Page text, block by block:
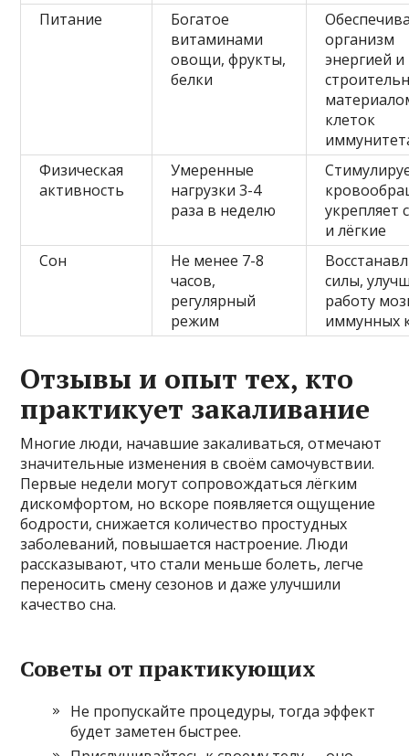
Питание
Богатое
витаминами
овощи, фрукты,
белки
организм
энергией и
клеток
Физическая
активность
Умеренные
нагрузки 3-4
раза в неделю
укрепляет
и лёгкие
Сон
Не менее 7-8
часов,
регулярный
режим
силы,
работу
иммунных
Отзывы и опыт тех, кто
практикует закаливание
Многие люди, начавшие закаливаться, отмечают
значительные изменения в своём самочувствии.
Первые недели могут сопровождаться лёгким
дискомфортом, но вскоре появляется ощущение
бодрости, снижается количество простудных
заболеваний, повышается настроение. Люди
рассказывают, что стали меньше болеть, легче
переносить смену сезонов и даже улучшили
качество сна.
Советы от практикующих
Не пропускайте процедуры, тогда эффект
будет заметен быстрее.